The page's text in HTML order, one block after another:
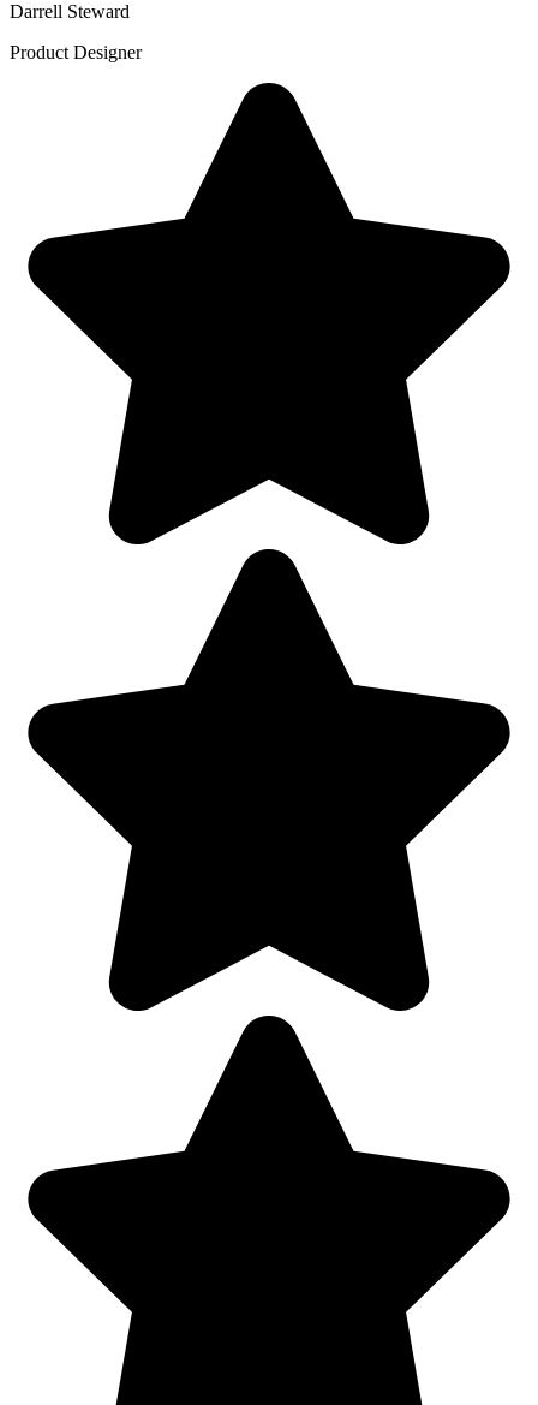
Darrell Steward
Product Designer